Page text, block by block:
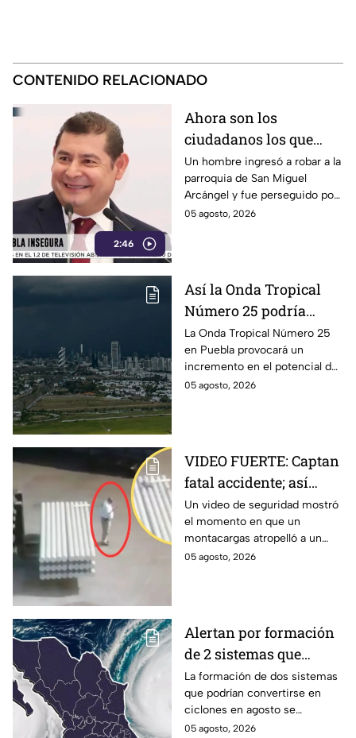
CONTENIDO RELACIONADO
2:46
Ahora son los
ciudadanos los que
detienen a los
delincuentes: feligreses
detienen a presunto
ladrón ante la
Armenta
Un hombre ingresó a robar a la
parroquia de San Miguel
Arcángel y fue perseguido por
los propios feligreses, quienes
vigilancia.
05 agosto, 2026
Así la Onda Tropical
Número 25 podría
generar tormentas en
Puebla: Pronóstico de
lluvias y riesgos
La Onda Tropical Número 25
en Puebla provocará un
incremento en el potencial de
lluvias en los próximos días,
05 agosto, 2026
VIDEO FUERTE: Captan
fatal accidente; así
montacargas atropelló
a trabajador distraído
en su celular
Un video de seguridad mostró
el momento en que un
montacargas atropelló a un
trabajador dentro de una planta
05 agosto, 2026
Alertan por formación
de 2 sistemas que
podrían convertirse en
ciclones en agosto:
¿Qué riesgo
La formación de dos sistemas
que podrían convertirse en
ciclones en agosto se
mantienen bajo vigilancia en el
05 agosto, 2026